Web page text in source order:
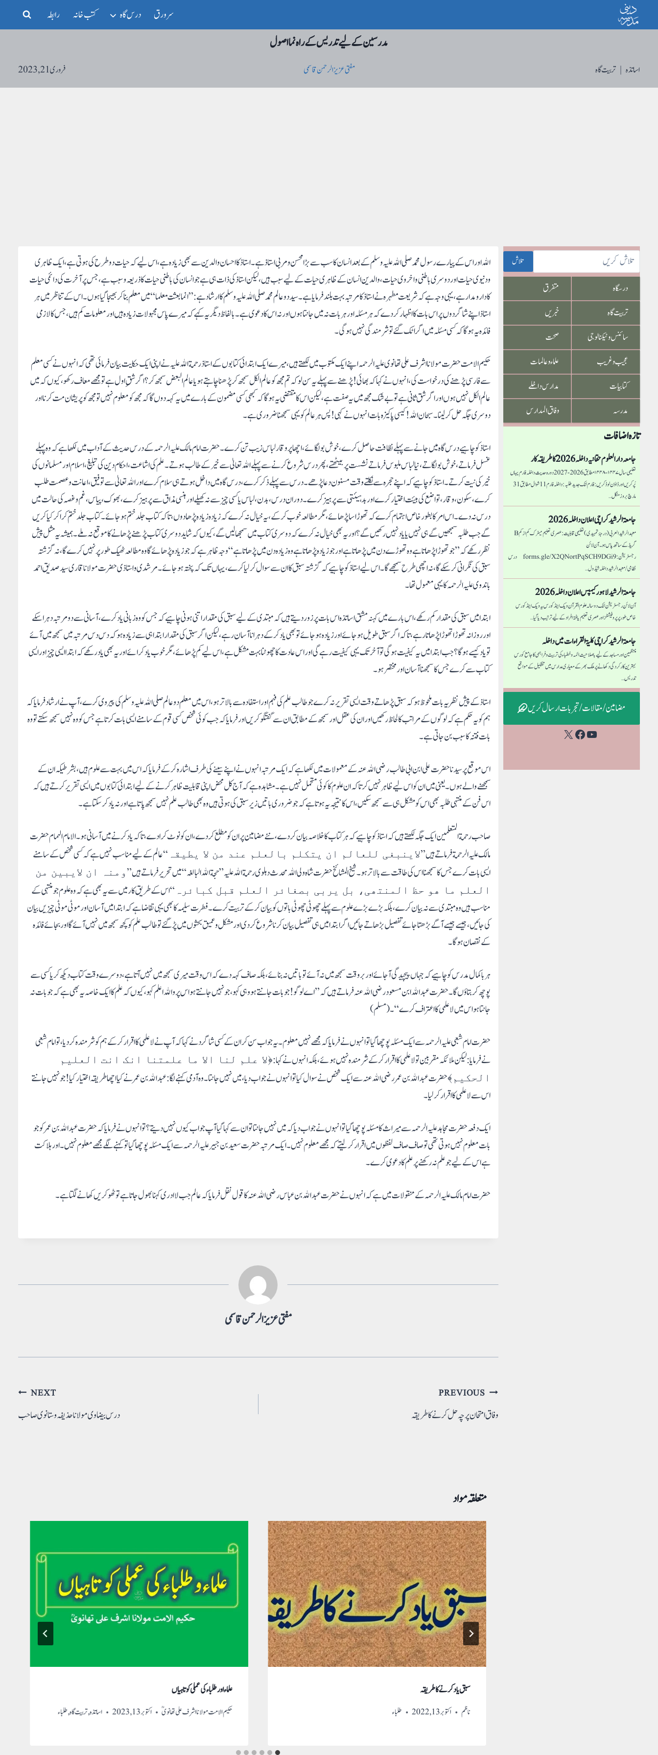
سرورق درس گاہ کتب خانہ رابطہ
مدرسین کے لیے تدریس کے راہ نما اصول
اساتذہ | تربیت گاہ مفتی عزیز الرحمن قاسمی فروری 21, 2023
الله اور اس کے پیارے رسول محمد صلی الله علیہ وسلم کے بعد انسان کا سب سے بڑا محسن ومربی استاذ ہے۔ استاذ کا احسان والدین سے بھی زیادہ ہے، اس لیے کہ حیات دو طرح کی ہوتی ہے ، ایک ظاہری
ودنیوی حیات اور دوسری باطنی واخروی حیات، والدین انسان کے ظاہری حیات کے لیے سبب ہیں ، لیکن استاذ کی ذات ہی ہے جو انسان کی باطنی حیات کا ذریعہ وسبب ہے، جس پر آخرت کی دائمی حیات
کا دار ومدار ہے ، یہی وجہ ہے کہ شریعت مطہرہ نے استاذ کا مرتبہ بہت بلند فرمایا ہے۔ سید دو عالم محمد صلی الله علیہ وسلم کا ارشاد ہے : ”انما بعثت معلما“ میں معلم بنا کر بھیجا گیا ہوں ۔ اس کے تناظر میں ہر
استاذ اپنے شاگردوں پر اس بات کا اظہار کر دے کہ ہر مسئلہ اور ہر بات نہ میں جانتا ہوں اور نہ اس کا دعوی ہے۔ بالفاظ دیگر یہ کہے کہ میرے پاس مجہولات زیادہ ہیں اور معلومات کم ہیں، جس کا لازمی
فائدہ یہ ہو گا کہ کسی مسئلہ میں اگر اٹک گئے تو شرمندگی نہیں ہوگی۔
حکیم الامت حضرت مولانا اشرف علی تھانوی علیہ الرحمہ اپنے ایک مکتوب میں لکھتے ہیں، میرے ایک ابتدائی کتابوں کے استاذ رحمة الله علیہ نے اپنی ایک حکایت بیان فرمائی تھی کہ انہوں نے کسی معلم
سے فارسی پڑھنے کی درخواست کی، انہوں نے کہا کہ بھائی! پڑھنے سے پہلے یہ سن لو کہ تم مجھ کو عالم الکل سمجھ کر پڑھنا چاہتے ہو یا عالم البعض سمجھ کر؟ اگر شقِ اول ہے تو مجھے معاف رکھو، کیوں کہ میں
عالم الکل نہیں ہوں اور اگر شق ثانی ہے تو بے شک مجھ میں یہ صفت ہے، لیکن اس کا مقتضی یہ ہو گا کہ کبھی کسی مضمون کے بارے میں یہ کہہ دوں گا کہ مجھ کو معلوم نہیں تو مجھ کو پریشان مت کرنا اور
دوسری جگہ حل کر لینا۔ سبحان الله! کیسی پاکیزہ بات انہوں نے کہی! پس ہر عالم کو یہی سمجھنا ضروری ہے۔
استاذ کو چاہیے درس گاہ میں جانے سے پہلے نظافت حاصل کرے، خوش بو لگائے، اچھا پروقار لباس زیب تن کرے۔ حضرت امام مالک علیہ الرحمہ کے درس حدیث کے آداب میں لکھا ہے کہ وہ پہلے
غسل فرماتے، خوش بو لگاتے، نیا لباس ملبوس فرماتے نشست پر بیٹھتے ، پھر درس شروع کرنے سے پہلے الله تعالیٰ سے خیر کے طالب ہوتے۔ علم کی اشاعت، احکام دین کی تبلیغ ، اسلام اور مسلمانوں کی
خیر کی نیت کرتے۔ استاذ کو چاہیے کہ اپنے حجرہ سے نکلتے وقت مسنون دعا پڑھے۔ درس سے پہلے ذکر کرے، درس گاہ میں داخل ہوتے ہی سلام کرے اور الله تعالیٰ سے توفیق، اعانت وعصمت طلب
کرے، سکون، وقار، تواضع کی ہیئت اختیار کرے اور بد ہیئتی سے پرہیز کرے۔ دوران درس، بدن، لباس یا کسی چیز سے نہ کھیلے اور ہنسی مذاق سے پرہیز کرے، بھوک ، پیاس، غم وغصہ کی حالت میں
درس نہ دے۔ اس امر کا بطور خاص اہتمام کرے کہ تھوڑا سا پڑھائے، مگر مطالعہ خوب کرکے، یہ خیال نہ کرے کہ زیادہ زیادہ پڑھا دوں، تا کہ کتاب جلد ختم ہو جائے ۔کتاب جلد ختم کراکر کیا کریں
گے جب طلبہ سمجھیں گے ہی نہیں یا یاد نہیں ر کھیں گے؟ اور یہ بھی خیال نہ کرے کہ دوسری کتاب میں سمجھالیں گے، کیوں کہ شاید دوسری کتاب پڑھنے پڑھانے کا موقع نہ ملے۔ ہمیشہ یہ مثل پیش
نظر رکھے کہ ”جو تھوڑا پڑھاتا ہے وہ تھوڑے دن میں پڑھاتا ہے اور جو زیادہ پڑھاتا ہے وہ زیادہ دن میں پڑھاتا ہے “ وجہ ظاہر ہے کہ جو زیادہ پڑھائے گا وہ مطالعہ ٹھیک طور پر نہیں کرے گا ،نہ گزشتہ
سبق کی نگرانی کرسکے گا، نہ اچھی طرح سمجھے گا۔ اس لیے استاذ کو چاہیے کہ گزشتہ سبق کا ان سے سوال کر لیا کرے، یہاں تک کہ پختہ ہو جائے۔ مرشدی واستاذی حضرت مولانا قاری سید صدیق احمد
باندوی علیہ الرحمہ کا یہی معمول تھا۔
ابتدا میں سبق کی مقدار کم رکھے، اس بارے میں کہنہ مشق اساتذہ اس بات پر زور دیتے ہیں کہ مبتدی کے لیے سبق کی مقدار اتنی ہونی چاہیے کہ جس کو وہ زبانی یاد کرے، آسانی سے دو مرتبہ دہرا سکے
اور روزانہ تھوڑا تھوڑا پڑھاتا رہے، تاکہ اگر سبق طویل ہو جائے اور زیادہ ہو جائے تو بھی یاد کرکے دہرانا آسان رہے، لیکن اگر سبق کی مقدار ابتدا ہی سے زیادہ ہو کہ دس دس مرتبہ میں سمجھ میں آئے
تو یاد کیسے ہو گا؟ جب ابتدا میں یہ کیفیت ہو گی تو آخر تک یہی کیفیت رہے گی اور اس عادت کا چھوٹنا بہت مشکل ہے، اس لیے کم پڑھائے، مگرخوب یاد کرائے اور یہ بھی یاد رکھے کہ ابتدا ایسی چیز اور ایسی
کتاب سے کرے جس کا سمجھنا آسان اور مختصر ہو۔
استاذ کے پیش نظر یہ بات ملحوظ ہو کہ سبق پڑھاتے وقت ایسی تقریر نہ کرے جو طالب علم کی فہم اور استفادہ سے بالاتر ہو، اس میں معلم دو عالم صلی الله علیہ و سلم کی پیروی کرے، آپ نے ارشاد فرمایا کہ
ہم کو یہ حکم ہے کہ لوگوں کے مراتب کا لحاظ رکھیں اور ان کی عقل اور سمجھ کے مطابق ان سے گفتگو کریں اور فرمایا کہ جب کوئی شخص کسی قوم کے سامنے ایسی بات کرتا ہے جس کو وہ نہیں سمجھ سکتے تو وہ
بات فتنہ کا سبب بن جاتی ہے۔
اس موقع پر سیدنا حضرت علی ابن ابی طالب رضی الله عنہ کے معمولات میں لکھا ہے کہ ایک مرتبہ انہوں نے اپنے سینے کی طرف اشارہ کرکے فرمایا کہ اس میں بہت سے علوم ہیں، بشرطیکہ ان کے
سمجھنے والے ہوں۔ یعنی میں ان کو اس لیے ظاہر نہیں کرتا کہ ان علوم کا کوئی متحمل نہیں ہے۔ مشاہدہ ہے کہ آج کل محض اپنی قابلیت ظاہر کرنے کے لیے ابتدائی کتابوں میں ایسی تقریر کرتے ہیں کہ
اس فن کے منتہی طلبہ بھی اس کو مشکل ہی سے سمجھ سکیں ،اس کا نتیجہ یہ ہوتا ہے کہ جو ضروری باتیں زیر سبق کی ہوتی ہیں وہ بھی طالب علم نہیں سمجھ پاتا ہے اورنہ یاد کرسکتا ہے۔
صاحب رحمة المتعلمین ایک جگہ لکھتے ہیں کہ استاذ کو چاہیے کہ ہر کتاب کا خلاصہ بیان کر دے، نئے مضامین پر ان کو مطلع کر دے، ان کو نوٹ کرادے، تاکہ یاد کرنے میں آسانی ہو۔ الامام الہمام حضرت
مالک علیہ الرحمة فرماتے ہیں ”لاینبغی للعالم ان یتکلم بالعلم عند من لا یطیقہ “ عالم کے لیے مناسب نہیں ہے کہ کسی شخص کے سامنے
ایسی بات کرے جس کا سمجھنا اس کی طاقت سے بالاتر ہو۔ شیخ المشائخ حضرت شاہ ولی الله محدث دہلوی رحمة الله علیہ ”حجة الله البالغہ“ میں تحریر فرماتے ہیں ”ومنہ ان لایبین من
العلم ما ھو حظ المنتھی، بل یربی بصغائر العلم قبل کبائرہ “ اس کے طریق کار میں سے یہ بھی ہے کہ وہ علوم جو منتہی کے
مناسب ہیں وہ مبتدی سے نہ بیان کرے، بلکہ بڑے بڑے علوم سے پہلے چھوٹی چھوٹی باتوں کو بیان کرکے تربیت کرے۔ فطرت سلیمہ کا بھی یہی تقاضا ہے کہ ابتدا میں آسان اور موٹی موٹی چیزیں بیان
کی جائیں ،جیسے جیسے آگے بڑھتا جائے تفصیل بڑھاتے جائیں اگر ابتدا میں ہی تفصیل بیان کرنا شروع کر دی اور مشکل وعمیق بحثوں میں پڑ گئے تو طالب علم کو کچھ سمجھ میں نہیں آئے گا او ربجائے فائدہ
کے نقصان ہو گا۔
ہر باکمال مدرس کو چاہیے کہ جہاں پیچیدگی آجائے اور بر وقت سمجھ میں نہ آئے تو باتیں نہ بنائے، بلکہ صاف کہہ دے کہ اس وقت میری سمجھ میں نہیں آتا ہے، دوسرے وقت کتاب دیکھ کر یا کسی سے
پوچھ کر بتاؤں گا۔ حضرت عبدالله ابن مسعود رضی الله عنہ فرماتے ہیں کہ’ ’اے لوگو! جو بات جانتے ہو وہی کہو، جو نہیں جانتے ہو اس پر والله اعلم کہو، کیوں کہ علم کا ایک خاصہ یہ بھی ہے کہ جو بات نہ
جانتا ہو اس میں لاعلمی کا اعتراف کرے“۔ (مسلم)
حضرت امام شعبی علیہ الرحمہ سے ایک مسئلہ پوچھا گیا تو انہوں نے فرمایا کہ مجھے نہیں معلوم۔ یہ جواب سن کر ان کے کسی شاگرد نے کہا کہ آپ نے لاعلمی کا اقرار کرکے ہم کو شرمندہ کر دیا، تو امام شعبی
نے فرمایا: لیکن ملائکہ مقربین تو لاعلمی کا اقرار کرکے شرمندہ نہیں ہوئے، بلکہ انہوں نے کہا:﴿لا علم لنا الا ما علمتنا انک انت العلیم
الحکیم﴾حضرت عبدالله بن عمر رضی الله عنہ سے ایک شخص نے سوال کیا تو انہوں نے جواب دیا، میں نہیں جانتا۔ وہ آدمی کہنے لگا: عبدالله بن عمر نے کیا اچھا طریقہ اختیار کیا! جو نہیں جانتے
اس سے لاعلمی کا اقرار کر لیا۔
ایک دفعہ حضرت مجاہد علیہ الرحمہ سے میراث کا مسئلہ پوچھا گیا تو انہوں نے جواب دیا کہ میں نہیں جانتا تو ان سے کہا گیا آپ جواب کیوں نہیں دیتے؟ تو انہوں نے فرمایا کہ حضرت عبدالله بن عمر کو جو
بات معلوم نہیں ہوتی تھی تو صاف صاف لفظوں میں اقرار کر لیتے کہ مجھے معلوم نہیں۔ ایک مرتبہ حضرت سعید بن جبیر علیہ الرحمہ سے ایک مسئلہ پوچھا گیا تو کہنے لگے مجھے معلوم نہیں۔ اور ہلاکت
ہے اس کے لیے جو علم نہ رکھنے پر علم کا دعوی کرے۔
حضرت امام مالک علیہ الرحمہ کے منقولات میں ہے کہ انہوں نے حضرت عبدالله بن عباس رضی الله عنہ کا قول نقل فرمایا کہ عالم جب لاادری کہنا بھول جاتا ہے تو ٹھوکریں کھانے لگتا ہے۔
مفتی عزیز الرحمن قاسمی
پوسٹوں
کی
PREVIOUS
وفاق امتحان پرچہ حل کرنے کا طریقہ
NEXT
درس بیضاوی مولانا حذیفہ وستانوی صاحب
متعلقہ مواد
سبق یاد کرنے کا طریقہ
ناظم اکتوبر 13, 2022 طلباء
علماء اور طلباء کی عملی کوتاہیاں
حکیم الامت مولانا اشرف علی تھانویؒ اکتوبر 13, 2023 اساتذہ,تربیت گاہ,طلباء
تلاش
درسگاہ
متفرق
تربیت گاہ
خبریں
سائنس و ٹیکنالوجی
صحت
عجیب و غریب
علماء و عالمات
کتابیات
مدارس داخلے
مدرسہ
وفاق المدارس
تازہ اضافات
جامعہ دار العلوم حقانیہ داخلہ 2026 کا طریقہ کار
تعلیمی سال ۱۴۴۷-۱۴۴۸ مطابق 2026-2027 دورہ حدیث داخلہ فارم یہاں
پُر کریں اور ڈاؤن لوڈ کریں: فارم لنک جدید طلبہ : داخلہ فارم 11 شوال مطابق 31
مارچ بروز منگل…
جامعۃ الرشید کراچی اعلان داخلہ 2026
معہد الرشید العربی (درجۂ تمہیدی) تعلیمی قابلیت: عصری تعلیم میٹرک کم از کم B
گریڈ کے ساتھ پاس ہو۔ آن لائن
رجسٹریشن: forms.gle/X2QNortPqSCH9DGi9 درس
نظامی/ معہد الرشید داخلہ شیڈول…
جامعۃ الرشید لاہور کیمپس اعلان داخلہ 2026
آن لائن رجسٹریشن لنک دو سالہ علوم القرآن ویک اینڈ کورس یہ ویک اینڈ کورس
خاص طور پر پروفیشنلز اور عصری تعلیم یافتہ افراد کے لیے ترتیب دیا گیا…
جامعۃ الرشید کراچی كليۃ القراءات میں داخلہ
منتظمین اور مساجد کے لیے باصلاحیت ائمہ و خطباء کی تربیت و فراہمی کا جامع کورس
بہترین کارکردگی دکھانے پر ملک بھر کے معیاری مدارس میں تشکیل کے مواقع
تدریس…
مضامین / مقالات / تجربات ارسال کریں
YouTube
Facebook
X